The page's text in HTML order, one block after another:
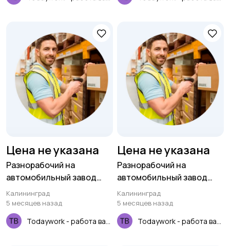
Цена не указана
Разнорабочий на
автомобильный завод
(вахта для РФ)
Калининград
5 месяцев назад
Цена не указана
Разнорабочий на
автомобильный завод
(вахта для РФ)
Калининград
5 месяцев назад